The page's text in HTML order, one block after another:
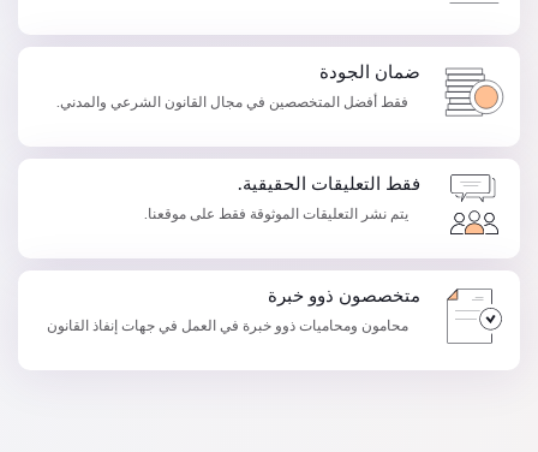
ضمان الجودة
فقط أفضل المتخصصين في مجال القانون الشرعي والمدني.
فقط التعليقات الحقيقية.
يتم نشر التعليقات الموثوقة فقط على موقعنا.
متخصصون ذوو خبرة
محامون ومحاميات ذوو خبرة في العمل في جهات إنفاذ القانون